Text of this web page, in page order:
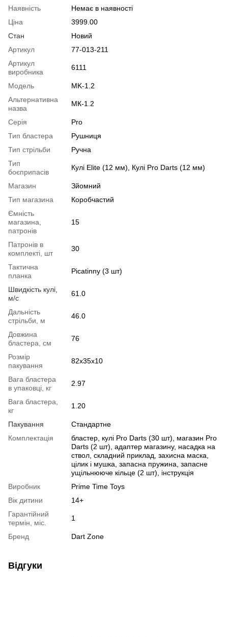
Наявність
Немає в наявності
Ціна
3999.00
Стан
Новий
Артикул
77-013-211
Артикул
виробника
6111
Модель
MK-1.2
Альтернативна
назва
МК-1.2
Серія
Pro
Тип бластера
Рушниця
Тип стрільби
Ручна
Тип
боєприпасів
Кулі Elite (12 мм), Кулі Pro Darts (12 мм)
Магазин
Зйомний
Тип магазина
Коробчастий
Ємність
магазина,
патронів
15
Патронів в
комплекті, шт
30
Тактична
планка
Picatinny (3 шт)
Швидкість кулі,
м/с
61.0
Дальність
стрільби, м
46.0
Довжина
бластера, см
76
Розмір
пакування
82x35x10
Вага бластера
в упаковці, кг
2.97
Вага бластера,
кг
1.20
Пакування
Стандартне
Комплектація
бластер, кулі Pro Darts (30 шт), магазин Pro
Darts (2 шт), адаптер магазину, насадка на
ствол, складний приклад, захисна маска,
цілик і мушка, запасна пружина, запасне
ущільнююче кільце (2 шт), інструкція
Виробник
Prime Time Toys
Вік дитини
14+
Гарантійний
термін, міс.
1
Бренд Dart Zone
Відгуки